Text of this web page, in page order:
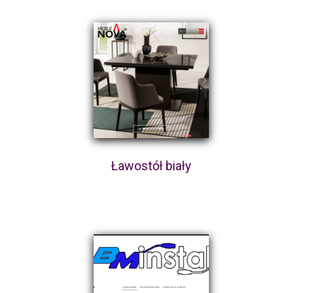
Ławostół biały